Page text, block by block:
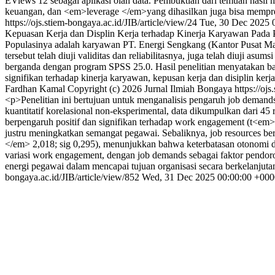
keuangan, dan <em>leverage </em>yang dihasilkan juga bisa
https://ojs.stiem-bongaya.ac.id/JIB/article/view/24 Tue, 30 Dec 2025
Kepuasan Kerja dan Displin Kerja terhadap Kinerja Karyawan
Populasinya adalah karyawan PT. Energi Sengkang (Kantor Pusat
tersebut telah diuji validitas dan reliabilitasnya, juga telah diuji
berganda dengan program SPSS 25.0. Hasil penelitian
signifikan terhadap kinerja karyawan, kepusan kerja dan disiplin
Fardhan Kamal Copyright (c) 2026 Jurnal Ilmiah Bongaya https://
<p>Penelitian ini bertujuan untuk menganalisis pengaruh job
kuantitatif korelasional non-eksperimental, data dikumpulkan dari
berpengaruh positif dan signifikan terhadap work engagement
justru meningkatkan semangat pegawai. Sebaliknya, job resources
</em> 2,018; sig 0,295), menunjukkan bahwa keterbatasan otonomi
variasi work engagement, dengan job demands sebagai faktor
energi pegawai dalam mencapai tujuan organisasi secara
bongaya.ac.id/JIB/article/view/852 Wed, 31 Dec 2025 00:00:00